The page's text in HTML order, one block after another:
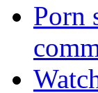
Porn